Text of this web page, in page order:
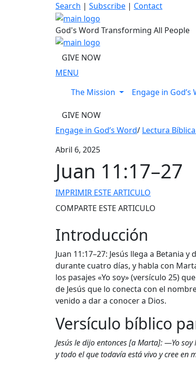
Search | Subscribe | Contact
God's Word Transforming All People
GIVE NOW
MENU
The Mission
Engage in God’s
GIVE NOW
Engage in God’s Word/ Lectura
Abril 6, 2025
Juan 11:17–27
IMPRIMIR ESTE ARTICULO
COMPARTE ESTE ARTICULO
Introducción
Juan 11:17–27: Jesús llega a Betania
durante cuatro días, y habla con
los pasajes «Yo soy» (versículo 25)
de Jesús que lo conecta con el
venido a dar a conocer a Dios.
Versículo bíblico
Jesús le dijo entonces [a Marta]: —Yo
y todo el que todavía está vivo y cree en